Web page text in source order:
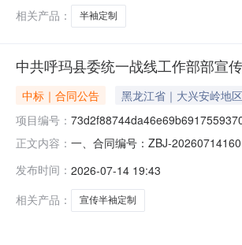
相关产品：
半袖定制
中共呼玛县委统一战线工作部部宣
中标｜合同公告 黑龙江省｜大兴安岭地
项目编号：
正文内容： 一、合同编号：ZBJ-
系方式：13091750610六、合同
发布时间： 2026-07-14 19:43
相关产品：
宣传半袖定制